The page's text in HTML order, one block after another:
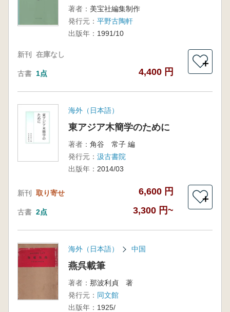
著者： 美宝社編集制作
発行元： 平野古陶軒
出版年： 1991/10
新刊 在庫なし
古書 1点 4,400 円
＋
海外（日本語）
東アジア木簡学のために
著者： 角谷 常子 編
発行元： 汲古書院
出版年： 2014/03
新刊 取り寄せ 6,600 円
古書 2点 3,300 円~
＋
海外（日本語） 中国
燕呉載筆
著者： 那波利貞 著
発行元： 同文館
出版年： 1925/